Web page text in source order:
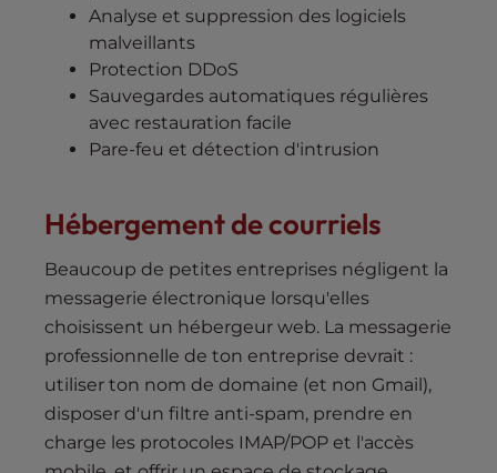
Analyse et suppression des logiciels
malveillants
Protection DDoS
Sauvegardes automatiques régulières
avec restauration facile
Pare-feu et détection d'intrusion
Hébergement de courriels
Beaucoup de petites entreprises négligent la
messagerie électronique lorsqu'elles
choisissent un hébergeur web. La messagerie
professionnelle de ton entreprise devrait :
utiliser ton nom de domaine (et non Gmail),
disposer d'un filtre anti-spam, prendre en
charge les protocoles IMAP/POP et l'accès